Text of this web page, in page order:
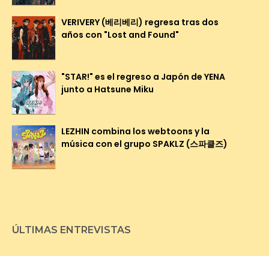
VERIVERY (베리베리) regresa tras dos
años con "Lost and Found"
"STAR!" es el regreso a Japón de YENA
junto a Hatsune Miku
LEZHIN combina los webtoons y la
música con el grupo SPAKLZ (스파클즈)
ÚLTIMAS ENTREVISTAS